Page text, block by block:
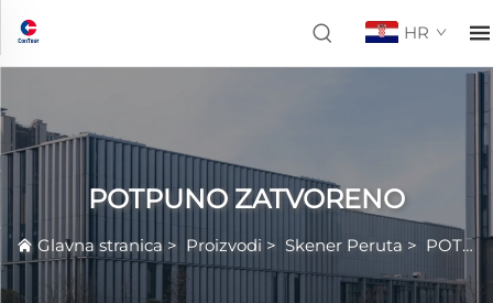
HR
POTPUNO ZATVORENO
Glavna stranica > Proizvodi > Skener Peruta > POTPUNO ZATVORENO